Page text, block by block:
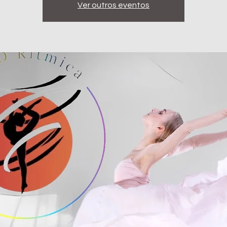
Ver outros eventos